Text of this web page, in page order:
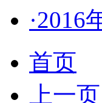
首页
上一页